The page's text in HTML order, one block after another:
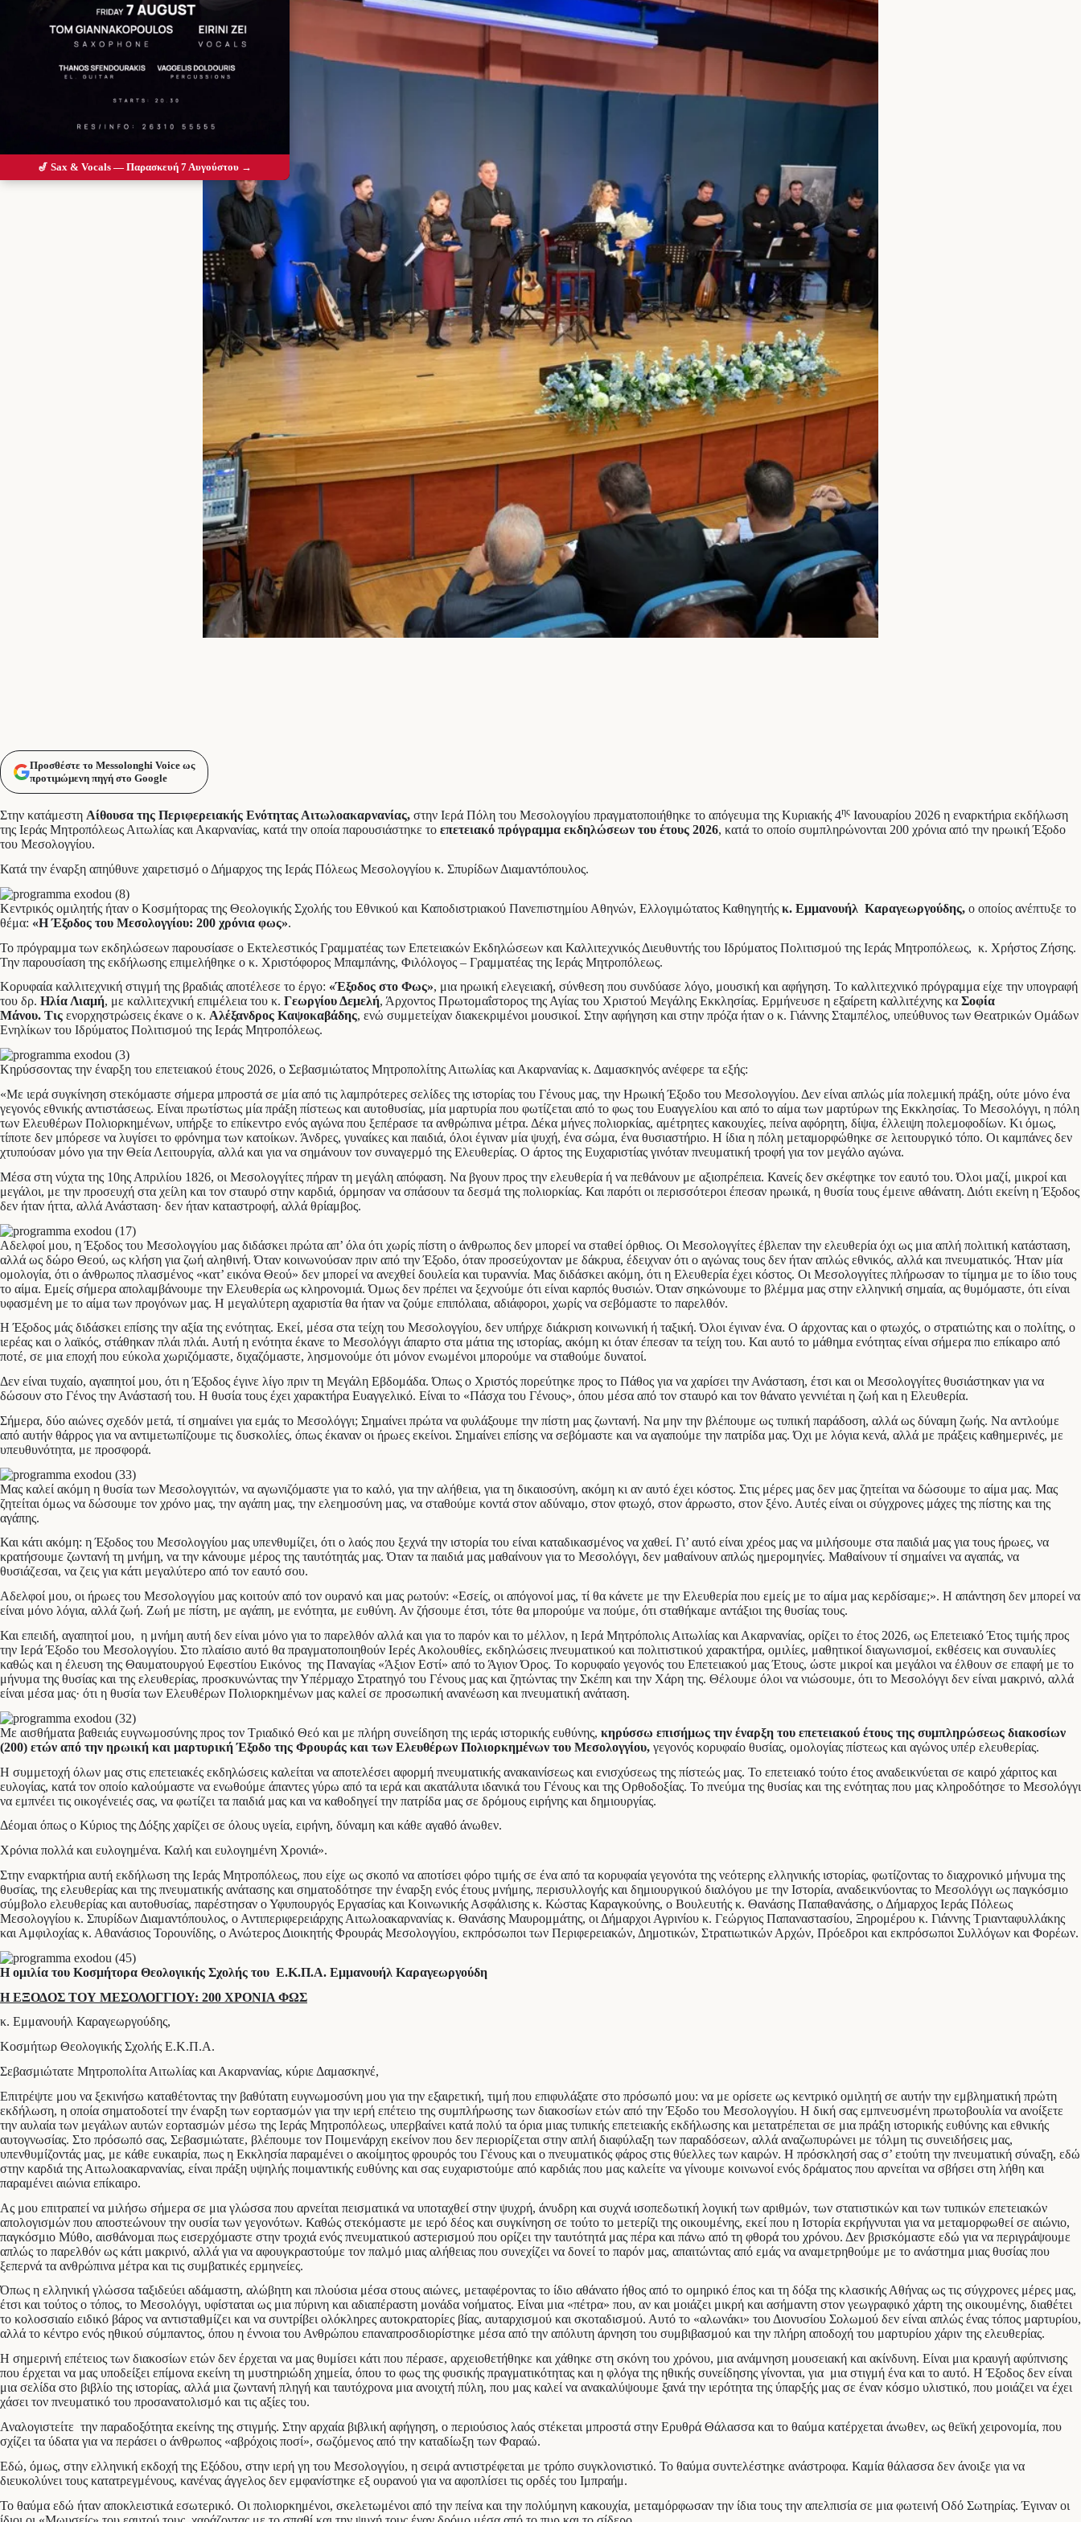
Προσθέστε το Messolonghi Voice ως
προτιμώμενη πηγή στο Google
Στην κατάμεστη Αίθουσα της Περιφερειακής Ενότητας Αιτωλοακαρνανίας, στην Ιερά Πόλη του Μεσολογγίου πραγματοποιήθηκε το απόγευμα της Κυριακής 4ης Ιανουαρίου 2026 η εναρκτήρια εκδήλωση
της Ιεράς Μητροπόλεως Αιτωλίας και Ακαρνανίας, κατά την οποία παρουσιάστηκε το επετειακό πρόγραμμα εκδηλώσεων του έτους 2026, κατά το οποίο συμπληρώνονται 200 χρόνια από την ηρωική Έξοδο
του Μεσολογγίου.
Κατά την έναρξη απηύθυνε χαιρετισμό ο Δήμαρχος της Ιεράς Πόλεως Μεσολογγίου κ. Σπυρίδων Διαμαντόπουλος.
Κεντρικός ομιλητής ήταν ο Κοσμήτορας της Θεολογικής Σχολής του Εθνικού και Καποδιστριακού Πανεπιστημίου Αθηνών, Ελλογιμώτατος Καθηγητής κ. Εμμανουήλ Καραγεωργούδης, ο οποίος ανέπτυξε το
θέμα: «Η Έξοδος του Μεσολογγίου: 200 χρόνια φως».
Το πρόγραμμα των εκδηλώσεων παρουσίασε ο Εκτελεστικός Γραμματέας των Επετειακών Εκδηλώσεων και Καλλιτεχνικός Διευθυντής του Ιδρύματος Πολιτισμού της Ιεράς Μητροπόλεως, κ. Χρήστος Ζήσης.
Την παρουσίαση της εκδήλωσης επιμελήθηκε ο κ. Χριστόφορος Μπαμπάνης, Φιλόλογος – Γραμματέας της Ιεράς Μητροπόλεως.
Κορυφαία καλλιτεχνική στιγμή της βραδιάς αποτέλεσε το έργο: «Έξοδος στο Φως», μια ηρωική ελεγειακή, σύνθεση που συνδύασε λόγο, μουσική και αφήγηση. Το καλλιτεχνικό πρόγραμμα είχε την υπογραφή
του δρ. Ηλία Λιαμή, με καλλιτεχνική επιμέλεια του κ. Γεωργίου Δεμελή, Άρχοντος Πρωτομαΐστορος της Αγίας του Χριστού Μεγάλης Εκκλησίας. Ερμήνευσε η εξαίρετη καλλιτέχνης κα Σοφία
Μάνου. Τις ενορχηστρώσεις έκανε ο κ. Αλέξανδρος Καψοκαβάδης, ενώ συμμετείχαν διακεκριμένοι μουσικοί. Στην αφήγηση και στην πρόζα ήταν ο κ. Γιάννης Σταμπέλος, υπεύθυνος των Θεατρικών Ομάδων
Ενηλίκων του Ιδρύματος Πολιτισμού της Ιεράς Μητροπόλεως.
Κηρύσσοντας την έναρξη του επετειακού έτους 2026, ο Σεβασμιώτατος Μητροπολίτης Αιτωλίας και Ακαρνανίας κ. Δαμασκηνός ανέφερε τα εξής:
«Με ιερά συγκίνηση στεκόμαστε σήμερα μπροστά σε μία από τις λαμπρότερες σελίδες της ιστορίας του Γένους μας, την Ηρωική Έξοδο του Μεσολογγίου. Δεν είναι απλώς μία πολεμική πράξη, ούτε μόνο ένα
γεγονός εθνικής αντιστάσεως. Είναι πρωτίστως μία πράξη πίστεως και αυτοθυσίας, μία μαρτυρία που φωτίζεται από το φως του Ευαγγελίου και από το αίμα των μαρτύρων της Εκκλησίας. Το Μεσολόγγι, η πόλη
των Ελευθέρων Πολιορκημένων, υπήρξε το επίκεντρο ενός αγώνα που ξεπέρασε τα ανθρώπινα μέτρα. Δέκα μήνες πολιορκίας, αμέτρητες κακουχίες, πείνα αφόρητη, δίψα, έλλειψη πολεμοφοδίων. Κι όμως,
τίποτε δεν μπόρεσε να λυγίσει το φρόνημα των κατοίκων. Άνδρες, γυναίκες και παιδιά, όλοι έγιναν μία ψυχή, ένα σώμα, ένα θυσιαστήριο. Η ίδια η πόλη μεταμορφώθηκε σε λειτουργικό τόπο. Οι καμπάνες δεν
χτυπούσαν μόνο για την Θεία Λειτουργία, αλλά και για να σημάνουν τον συναγερμό της Ελευθερίας. Ο άρτος της Ευχαριστίας γινόταν πνευματική τροφή για τον μεγάλο αγώνα.
Μέσα στη νύχτα της 10ης Απριλίου 1826, οι Μεσολογγίτες πήραν τη μεγάλη απόφαση. Να βγουν προς την ελευθερία ή να πεθάνουν με αξιοπρέπεια. Κανείς δεν σκέφτηκε τον εαυτό του. Όλοι μαζί, μικροί και
μεγάλοι, με την προσευχή στα χείλη και τον σταυρό στην καρδιά, όρμησαν να σπάσουν τα δεσμά της πολιορκίας. Και παρότι οι περισσότεροι έπεσαν ηρωικά, η θυσία τους έμεινε αθάνατη. Διότι εκείνη η Έξοδος
δεν ήταν ήττα, αλλά Ανάσταση· δεν ήταν καταστροφή, αλλά θρίαμβος.
Αδελφοί μου, η Έξοδος του Μεσολογγίου μας διδάσκει πρώτα απ’ όλα ότι χωρίς πίστη ο άνθρωπος δεν μπορεί να σταθεί όρθιος. Οι Μεσολογγίτες έβλεπαν την ελευθερία όχι ως μια απλή πολιτική κατάσταση,
αλλά ως δώρο Θεού, ως κλήση για ζωή αληθινή. Όταν κοινωνούσαν πριν από την Έξοδο, όταν προσεύχονταν με δάκρυα, έδειχναν ότι ο αγώνας τους δεν ήταν απλώς εθνικός, αλλά και πνευματικός. Ήταν μία
ομολογία, ότι ο άνθρωπος πλασμένος «κατ’ εικόνα Θεού» δεν μπορεί να ανεχθεί δουλεία και τυραννία. Μας διδάσκει ακόμη, ότι η Ελευθερία έχει κόστος. Οι Μεσολογγίτες πλήρωσαν το τίμημα με το ίδιο τους
το αίμα. Εμείς σήμερα απολαμβάνουμε την Ελευθερία ως κληρονομιά. Όμως δεν πρέπει να ξεχνούμε ότι είναι καρπός θυσιών. Όταν σηκώνουμε το βλέμμα μας στην ελληνική σημαία, ας θυμόμαστε, ότι είναι
υφασμένη με το αίμα των προγόνων μας. Η μεγαλύτερη αχαριστία θα ήταν να ζούμε επιπόλαια, αδιάφοροι, χωρίς να σεβόμαστε το παρελθόν.
Η Έξοδος μάς διδάσκει επίσης την αξία της ενότητας. Εκεί, μέσα στα τείχη του Μεσολογγίου, δεν υπήρχε διάκριση κοινωνική ή ταξική. Όλοι έγιναν ένα. Ο άρχοντας και ο φτωχός, ο στρατιώτης και ο πολίτης, ο
ιερέας και ο λαϊκός, στάθηκαν πλάι πλάι. Αυτή η ενότητα έκανε το Μεσολόγγι άπαρτο στα μάτια της ιστορίας, ακόμη κι όταν έπεσαν τα τείχη του. Και αυτό το μάθημα ενότητας είναι σήμερα πιο επίκαιρο από
ποτέ, σε μια εποχή που εύκολα χωριζόμαστε, διχαζόμαστε, λησμονούμε ότι μόνον ενωμένοι μπορούμε να σταθούμε δυνατοί.
Δεν είναι τυχαίο, αγαπητοί μου, ότι η Έξοδος έγινε λίγο πριν τη Μεγάλη Εβδομάδα. Όπως ο Χριστός πορεύτηκε προς το Πάθος για να χαρίσει την Ανάσταση, έτσι και οι Μεσολογγίτες θυσιάστηκαν για να
δώσουν στο Γένος την Ανάστασή του. Η θυσία τους έχει χαρακτήρα Ευαγγελικό. Είναι το «Πάσχα του Γένους», όπου μέσα από τον σταυρό και τον θάνατο γεννιέται η ζωή και η Ελευθερία.
Σήμερα, δύο αιώνες σχεδόν μετά, τί σημαίνει για εμάς το Μεσολόγγι; Σημαίνει πρώτα να φυλάξουμε την πίστη μας ζωντανή. Να μην την βλέπουμε ως τυπική παράδοση, αλλά ως δύναμη ζωής. Να αντλούμε
από αυτήν θάρρος για να αντιμετωπίζουμε τις δυσκολίες, όπως έκαναν οι ήρωες εκείνοι. Σημαίνει επίσης να σεβόμαστε και να αγαπούμε την πατρίδα μας. Όχι με λόγια κενά, αλλά με πράξεις καθημερινές, με
υπευθυνότητα, με προσφορά.
Μας καλεί ακόμη η θυσία των Μεσολογγιτών, να αγωνιζόμαστε για το καλό, για την αλήθεια, για τη δικαιοσύνη, ακόμη κι αν αυτό έχει κόστος. Στις μέρες μας δεν μας ζητείται να δώσουμε το αίμα μας. Μας
ζητείται όμως να δώσουμε τον χρόνο μας, την αγάπη μας, την ελεημοσύνη μας, να σταθούμε κοντά στον αδύναμο, στον φτωχό, στον άρρωστο, στον ξένο. Αυτές είναι οι σύγχρονες μάχες της πίστης και της
αγάπης.
Και κάτι ακόμη: η Έξοδος του Μεσολογγίου μας υπενθυμίζει, ότι ο λαός που ξεχνά την ιστορία του είναι καταδικασμένος να χαθεί. Γι’ αυτό είναι χρέος μας να μιλήσουμε στα παιδιά μας για τους ήρωες, να
κρατήσουμε ζωντανή τη μνήμη, να την κάνουμε μέρος της ταυτότητάς μας. Όταν τα παιδιά μας μαθαίνουν για το Μεσολόγγι, δεν μαθαίνουν απλώς ημερομηνίες. Μαθαίνουν τί σημαίνει να αγαπάς, να
θυσιάζεσαι, να ζεις για κάτι μεγαλύτερο από τον εαυτό σου.
Αδελφοί μου, οι ήρωες του Μεσολογγίου μας κοιτούν από τον ουρανό και μας ρωτούν: «Εσείς, οι απόγονοί μας, τί θα κάνετε με την Ελευθερία που εμείς με το αίμα μας κερδίσαμε;». Η απάντηση δεν μπορεί να
είναι μόνο λόγια, αλλά ζωή. Ζωή με πίστη, με αγάπη, με ενότητα, με ευθύνη. Αν ζήσουμε έτσι, τότε θα μπορούμε να πούμε, ότι σταθήκαμε αντάξιοι της θυσίας τους.
Και επειδή, αγαπητοί μου, η μνήμη αυτή δεν είναι μόνο για το παρελθόν αλλά και για το παρόν και το μέλλον, η Ιερά Μητρόπολις Αιτωλίας και Ακαρνανίας, ορίζει το έτος 2026, ως Επετειακό Έτος τιμής προς
την Ιερά Έξοδο του Μεσολογγίου. Στο πλαίσιο αυτό θα πραγματοποιηθούν Ιερές Ακολουθίες, εκδηλώσεις πνευματικού και πολιτιστικού χαρακτήρα, ομιλίες, μαθητικοί διαγωνισμοί, εκθέσεις και συναυλίες
καθώς και η έλευση της Θαυματουργού Εφεστίου Εικόνος της Παναγίας «Άξιον Εστί» από το Άγιον Όρος. Το κορυφαίο γεγονός του Επετειακού μας Έτους, ώστε μικροί και μεγάλοι να έλθουν σε επαφή με το
μήνυμα της θυσίας και της ελευθερίας, προσκυνώντας την Υπέρμαχο Στρατηγό του Γένους μας και ζητώντας την Σκέπη και την Χάρη της. Θέλουμε όλοι να νιώσουμε, ότι το Μεσολόγγι δεν είναι μακρινό, αλλά
είναι μέσα μας· ότι η θυσία των Ελευθέρων Πολιορκημένων μας καλεί σε προσωπική ανανέωση και πνευματική ανάταση.
Με αισθήματα βαθειάς ευγνωμοσύνης προς τον Τριαδικό Θεό και με πλήρη συνείδηση της ιεράς ιστορικής ευθύνης, κηρύσσω επισήμως την έναρξη του επετειακού έτους της συμπληρώσεως διακοσίων
(200) ετών από την ηρωική και μαρτυρική Έξοδο της Φρουράς και των Ελευθέρων Πολιορκημένων του Μεσολογγίου, γεγονός κορυφαίο θυσίας, ομολογίας πίστεως και αγώνος υπέρ ελευθερίας.
Η συμμετοχή όλων μας στις επετειακές εκδηλώσεις καλείται να αποτελέσει αφορμή πνευματικής ανακαινίσεως και ενισχύσεως της πίστεώς μας. Το επετειακό τούτο έτος αναδεικνύεται σε καιρό χάριτος και
ευλογίας, κατά τον οποίο καλούμαστε να ενωθούμε άπαντες γύρω από τα ιερά και ακατάλυτα ιδανικά του Γένους και της Ορθοδοξίας. Το πνεύμα της θυσίας και της ενότητας που μας κληροδότησε το Μεσολόγγι
να εμπνέει τις οικογένειές σας, να φωτίζει τα παιδιά μας και να καθοδηγεί την πατρίδα μας σε δρόμους ειρήνης και δημιουργίας.
Δέομαι όπως ο Κύριος της Δόξης χαρίζει σε όλους υγεία, ειρήνη, δύναμη και κάθε αγαθό άνωθεν.
Χρόνια πολλά και ευλογημένα. Καλή και ευλογημένη Χρονιά».
Στην εναρκτήρια αυτή εκδήλωση της Ιεράς Μητροπόλεως, που είχε ως σκοπό να αποτίσει φόρο τιμής σε ένα από τα κορυφαία γεγονότα της νεότερης ελληνικής ιστορίας, φωτίζοντας το διαχρονικό μήνυμα της
θυσίας, της ελευθερίας και της πνευματικής ανάτασης και σηματοδότησε την έναρξη ενός έτους μνήμης, περισυλλογής και δημιουργικού διαλόγου με την Ιστορία, αναδεικνύοντας το Μεσολόγγι ως παγκόσμιο
σύμβολο ελευθερίας και αυτοθυσίας, παρέστησαν ο Υφυπουργός Εργασίας και Κοινωνικής Ασφάλισης κ. Κώστας Καραγκούνης, ο Βουλευτής κ. Θανάσης Παπαθανάσης, ο Δήμαρχος Ιεράς Πόλεως
Μεσολογγίου κ. Σπυρίδων Διαμαντόπουλος, ο Αντιπεριφερειάρχης Αιτωλοακαρνανίας κ. Θανάσης Μαυρομμάτης, οι Δήμαρχοι Αγρινίου κ. Γεώργιος Παπαναστασίου, Ξηρομέρου κ. Γιάννης Τριανταφυλλάκης
και Αμφιλοχίας κ. Αθανάσιος Τορουνίδης, ο Ανώτερος Διοικητής Φρουράς Μεσολογγίου, εκπρόσωποι των Περιφερειακών, Δημοτικών, Στρατιωτικών Αρχών, Πρόεδροι και εκπρόσωποι Συλλόγων και Φορέων.
Η ομιλία του Κοσμήτορα Θεολογικής Σχολής του Ε.Κ.Π.Α. Εμμανουήλ Καραγεωργούδη
Η ΕΞΟΔΟΣ ΤΟΥ ΜΕΣΟΛΟΓΓΙΟΥ: 200 ΧΡΟΝΙΑ ΦΩΣ
κ. Εμμανουήλ Καραγεωργούδης,
Κοσμήτωρ Θεολογικής Σχολής Ε.Κ.Π.Α.
Σεβασμιώτατε Μητροπολίτα Αιτωλίας και Ακαρνανίας, κύριε Δαμασκηνέ,
Επιτρέψτε μου να ξεκινήσω καταθέτοντας την βαθύτατη ευγνωμοσύνη μου για την εξαιρετική, τιμή που επιφυλάξατε στο πρόσωπό μου: να με ορίσετε ως κεντρικό ομιλητή σε αυτήν την εμβληματική πρώτη
εκδήλωση, η οποία σηματοδοτεί την έναρξη των εορτασμών για την ιερή επέτειο της συμπλήρωσης των διακοσίων ετών από την Έξοδο του Μεσολογγίου. Η δική σας εμπνευσμένη πρωτοβουλία να ανοίξετε
την αυλαία των μεγάλων αυτών εορτασμών μέσω της Ιεράς Μητροπόλεως, υπερβαίνει κατά πολύ τα όρια μιας τυπικής επετειακής εκδήλωσης και μετατρέπεται σε μια πράξη ιστορικής ευθύνης και εθνικής
αυτογνωσίας. Στο πρόσωπό σας, Σεβασμιώτατε, βλέπουμε τον Ποιμενάρχη εκείνον που δεν περιορίζεται στην απλή διαφύλαξη των παραδόσεων, αλλά αναζωπυρώνει με τόλμη τις συνειδήσεις μας,
υπενθυμίζοντάς μας, με κάθε ευκαιρία, πως η Εκκλησία παραμένει ο ακοίμητος φρουρός του Γένους και ο πνευματικός φάρος στις θύελλες των καιρών. Η πρόσκλησή σας σ’ ετούτη την πνευματική σύναξη, εδώ
στην καρδιά της Αιτωλοακαρνανίας, είναι πράξη υψηλής ποιμαντικής ευθύνης και σας ευχαριστούμε από καρδιάς που μας καλείτε να γίνουμε κοινωνοί ενός δράματος που αρνείται να σβήσει στη λήθη και
παραμένει αιώνια επίκαιρο.
Ας μου επιτραπεί να μιλήσω σήμερα σε μια γλώσσα που αρνείται πεισματικά να υποταχθεί στην ψυχρή, άνυδρη και συχνά ισοπεδωτική λογική των αριθμών, των στατιστικών και των τυπικών επετειακών
απολογισμών που αποστεώνουν την ουσία των γεγονότων. Καθώς στεκόμαστε με ιερό δέος και συγκίνηση σε τούτο το μετερίζι της οικουμένης, εκεί που η Ιστορία εκρήγνυται για να μεταμορφωθεί σε αιώνιο,
παγκόσμιο Μύθο, αισθάνομαι πως εισερχόμαστε στην τροχιά ενός πνευματικού αστερισμού που ορίζει την ταυτότητά μας πέρα και πάνω από τη φθορά του χρόνου. Δεν βρισκόμαστε εδώ για να περιγράψουμε
απλώς το παρελθόν ως κάτι μακρινό, αλλά για να αφουγκραστούμε τον παλμό μιας αλήθειας που συνεχίζει να δονεί το παρόν μας, απαιτώντας από εμάς να αναμετρηθούμε με το ανάστημα μιας θυσίας που
ξεπερνά τα ανθρώπινα μέτρα και τις συμβατικές ερμηνείες.
Όπως η ελληνική γλώσσα ταξιδεύει αδάμαστη, αλώβητη και πλούσια μέσα στους αιώνες, μεταφέροντας το ίδιο αθάνατο ήθος από το ομηρικό έπος και τη δόξα της κλασικής Αθήνας ως τις σύγχρονες μέρες μας,
έτσι και τούτος ο τόπος, το Μεσολόγγι, υφίσταται ως μια πύρινη και αδιαπέραστη μονάδα νοήματος. Είναι μια «πέτρα» που, αν και μοιάζει μικρή και ασήμαντη στον γεωγραφικό χάρτη της οικουμένης, διαθέτει
το κολοσσιαίο ειδικό βάρος να αντισταθμίζει και να συντρίβει ολόκληρες αυτοκρατορίες βίας, αυταρχισμού και σκοταδισμού. Αυτό το «αλωνάκι» του Διονυσίου Σολωμού δεν είναι απλώς ένας τόπος μαρτυρίου,
αλλά το κέντρο ενός ηθικού σύμπαντος, όπου η έννοια του Ανθρώπου επαναπροσδιορίστηκε μέσα από την απόλυτη άρνηση του συμβιβασμού και την πλήρη αποδοχή του μαρτυρίου χάριν της ελευθερίας.
Η σημερινή επέτειος των διακοσίων ετών δεν έρχεται να μας θυμίσει κάτι που πέρασε, αρχειοθετήθηκε και χάθηκε στη σκόνη του χρόνου, μια ανάμνηση μουσειακή και ακίνδυνη. Είναι μια κραυγή αφύπνισης
που έρχεται να μας υποδείξει επίμονα εκείνη τη μυστηριώδη χημεία, όπου το φως της φυσικής πραγματικότητας και η φλόγα της ηθικής συνείδησης γίνονται, για μια στιγμή ένα και το αυτό. Η Έξοδος δεν είναι
μια σελίδα στο βιβλίο της ιστορίας, αλλά μια ζωντανή πληγή και ταυτόχρονα μια ανοιχτή πύλη, που μας καλεί να ανακαλύψουμε ξανά την ιερότητα της ύπαρξής μας σε έναν κόσμο υλιστικό, που μοιάζει να έχει
χάσει τον πνευματικό του προσανατολισμό και τις αξίες του.
Αναλογιστείτε την παραδοξότητα εκείνης της στιγμής. Στην αρχαία βιβλική αφήγηση, ο περιούσιος λαός στέκεται μπροστά στην Ερυθρά Θάλασσα και το θαύμα κατέρχεται άνωθεν, ως θεϊκή χειρονομία, που
σχίζει τα ύδατα για να περάσει ο άνθρωπος «αβρόχοις ποσί», σωζόμενος από την καταδίωξη των Φαραώ.
Εδώ, όμως, στην ελληνική εκδοχή της Εξόδου, στην ιερή γη του Μεσολογγίου, η σειρά αντιστρέφεται με τρόπο συγκλονιστικό. Το θαύμα συντελέστηκε ανάστροφα. Καμία θάλασσα δεν άνοιξε για να
διευκολύνει τους κατατρεγμένους, κανένας άγγελος δεν εμφανίστηκε εξ ουρανού για να αφοπλίσει τις ορδές του Ιμπραήμ.
Το θαύμα εδώ ήταν αποκλειστικά εσωτερικό. Οι πολιορκημένοι, σκελετωμένοι από την πείνα και την πολύμηνη κακουχία, μεταμόρφωσαν την ίδια τους την απελπισία σε μια φωτεινή Οδό Σωτηρίας. Έγιναν οι
🎷 Sax & Vocals — Παρασκευή 7 Αυγούστου →